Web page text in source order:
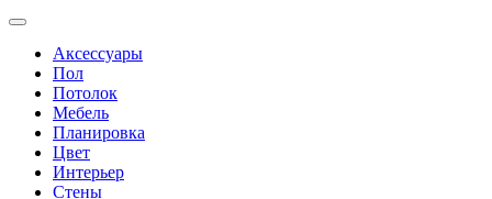
Аксессуары
Пол
Потолок
Мебель
Планировка
Цвет
Интерьер
Стены